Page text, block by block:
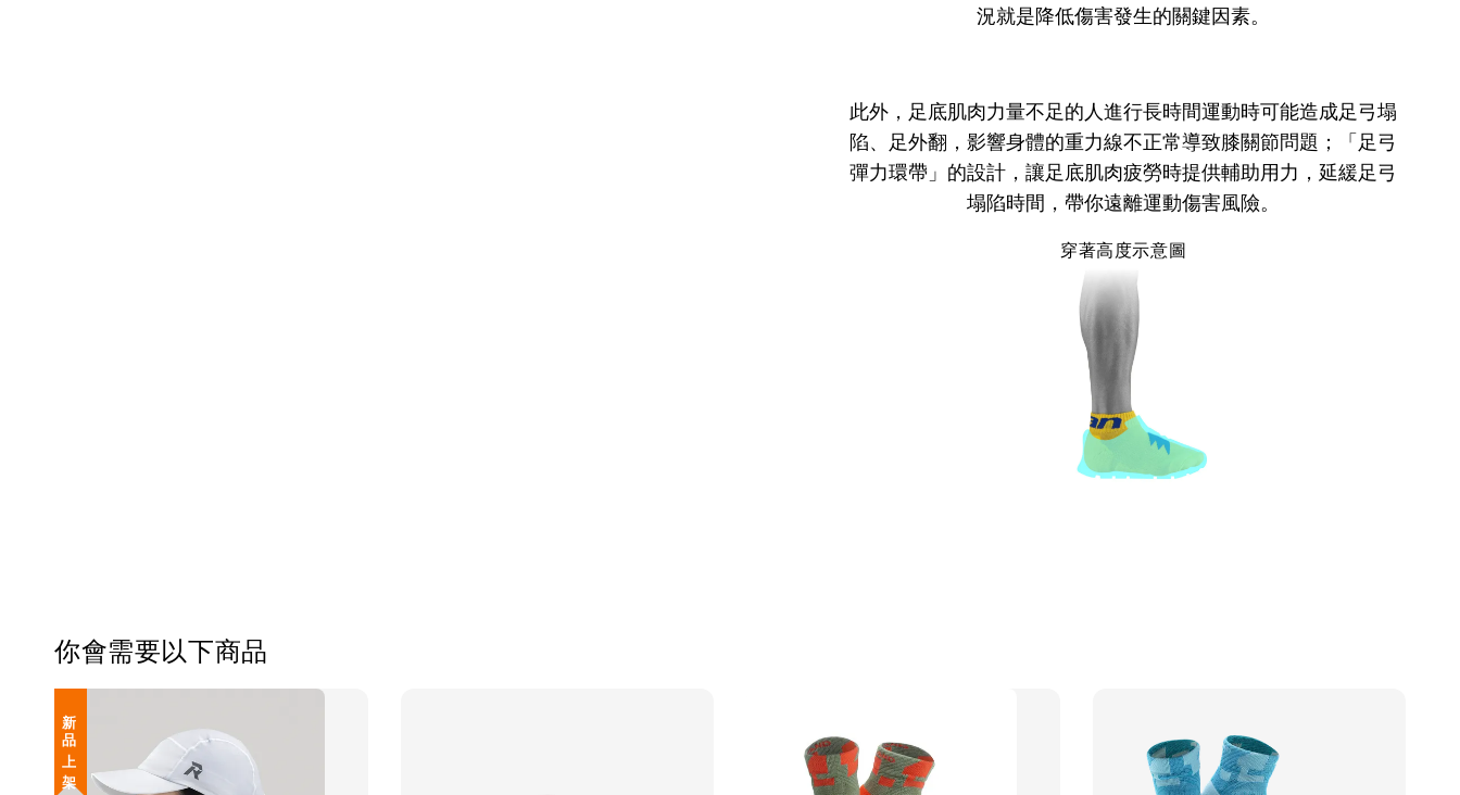
況就是降低傷害發生的關鍵因素。
此外，足底肌肉力量不足的人進行長時間運動時可能造成足弓塌
陷、足外翻，影響身體的重力線不正常導致膝關節問題；「足弓
彈力環帶」的設計，讓足底肌肉疲勞時提供輔助用力，延緩足弓
塌陷時間，帶你遠離運動傷害風險。
穿著高度示意圖
你會需要以下商品
新 品 上 架